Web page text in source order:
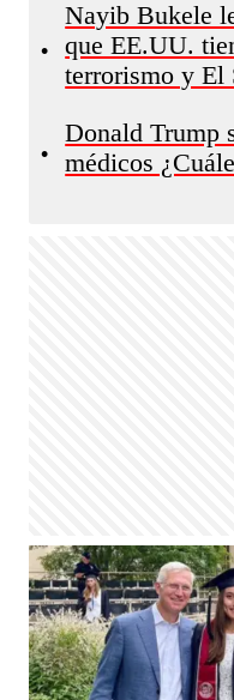
•
Nayib Bukele
que EE.UU.
terrorismo y El
•
Donald Trump
médicos